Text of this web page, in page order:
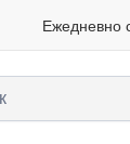
Ежедневно